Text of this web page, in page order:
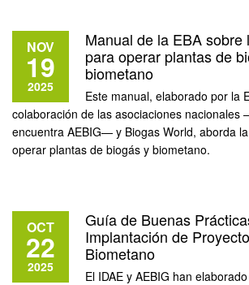
NOV
19
2025
Manual de la EBA sobre
para operar plantas de
biometano
Este manual, elaborado por la
colaboración de las asociaciones nacionales
encuentra AEBIG— y Biogas World, aborda
operar plantas de biogás y biometano.
OCT
22
2025
Guía de Buenas
Implantación de
Biometano
El IDAE y AEBIG han